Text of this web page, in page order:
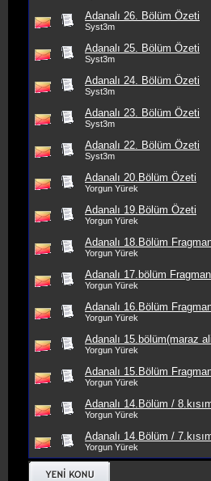
Adanalı 26. Bölüm Özeti
Syst3m
Adanalı 25. Bölüm Özeti
Syst3m
Adanalı 24. Bölüm Özeti
Syst3m
Adanalı 23. Bölüm Özeti
Syst3m
Adanalı 22. Bölüm Özeti
Syst3m
Adanalı 20.Bölüm Özeti
Yorgun Yürek
Adanalı 19.Bölüm Özeti
Yorgun Yürek
Adanalı 18.Bölüm
Yorgun Yürek
Adanalı 17.bölüm
Yorgun Yürek
Adanalı 16.Bölüm
Yorgun Yürek
Adanalı 15.bölüm(maraz
Yorgun Yürek
Adanalı 15.Bölüm
Yorgun Yürek
Adanalı 14.Bölüm /
Yorgun Yürek
Adanalı 14.Bölüm /
Yorgun Yürek